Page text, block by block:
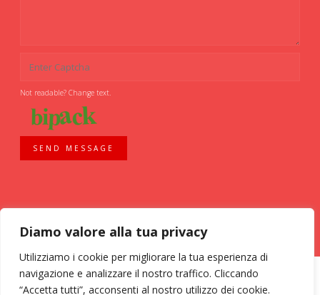
Diamo valore alla tua privacy
Utilizziamo i cookie per migliorare la tua esperienza di
navigazione e analizzare il nostro traffico. Cliccando
“Accetta tutti”, acconsenti al nostro utilizzo dei cookie.
Not readable? Change text.
SEND MESSAGE